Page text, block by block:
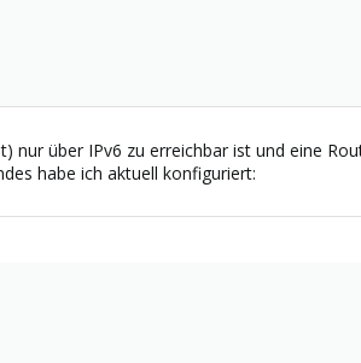
nur über IPv6 zu erreichbar ist und eine
habe ich aktuell konfiguriert: